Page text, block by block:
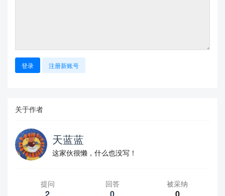
登录 注册新账号
关于作者
天蓝蓝
这家伙很懒，什么也没写！
提问 回答 被采纳